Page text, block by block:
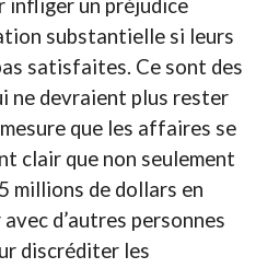
infliger un préjudice
substantielle si leurs
satisfaites. Ce sont des
ne devraient plus rester
que les affaires se
clair que non seulement
millions de dollars en
d’autres personnes
discréditer les